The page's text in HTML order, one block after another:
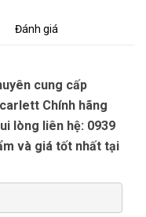
Đánh giá
cung cấp
Chính hãng
lòng liên hệ: 0939
và giá tốt nhất tại